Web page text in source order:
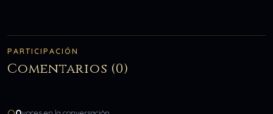
PARTICIPACIÓN
Comentarios (0)